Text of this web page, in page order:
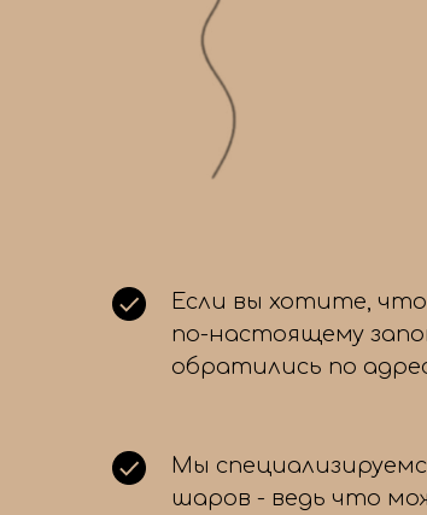
Если вы хотите,
по-настоящему
обратились по
Мы
шаров - ведь что